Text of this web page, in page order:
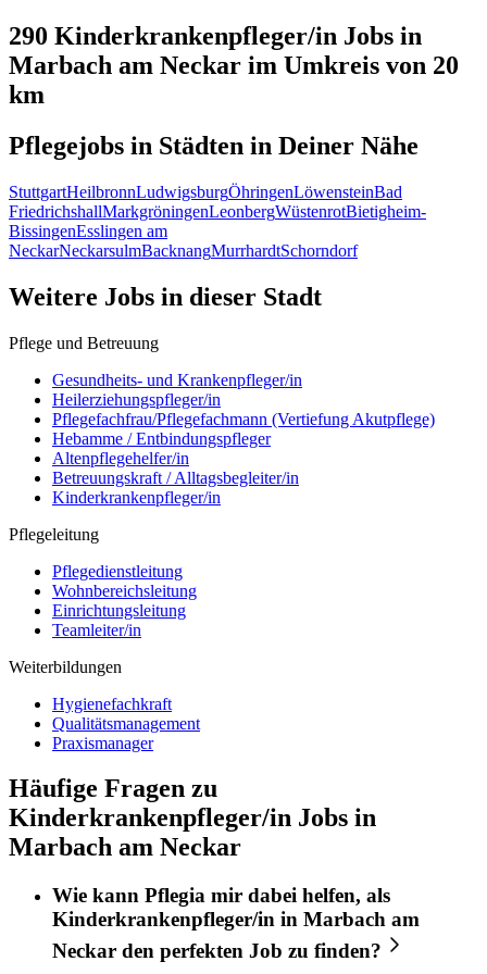
290 Kinderkrankenpfleger/in Jobs in
Marbach am Neckar im Umkreis von 20
km
Pflegejobs in Städten in Deiner Nähe
StuttgartHeilbronnLudwigsburgÖhringenLöwensteinBad
FriedrichshallMarkgröningenLeonbergWüstenrotBietigheim-
BissingenEsslingen am
NeckarNeckarsulmBacknangMurrhardtSchorndorf
Weitere Jobs in dieser Stadt
Pflege und Betreuung
Gesundheits- und Krankenpfleger/in
Heilerziehungspfleger/in
Pflegefachfrau/Pflegefachmann (Vertiefung Akutpflege)
Hebamme / Entbindungspfleger
Altenpflegehelfer/in
Betreuungskraft / Alltagsbegleiter/in
Kinderkrankenpfleger/in
Pflegeleitung
Pflegedienstleitung
Wohnbereichsleitung
Einrichtungsleitung
Teamleiter/in
Weiterbildungen
Hygienefachkraft
Qualitätsmanagement
Praxismanager
Häufige Fragen zu
Kinderkrankenpfleger/in Jobs in
Marbach am Neckar
Wie kann Pflegia mir dabei helfen, als
Kinderkrankenpfleger/in in Marbach am
Neckar den perfekten Job zu finden?